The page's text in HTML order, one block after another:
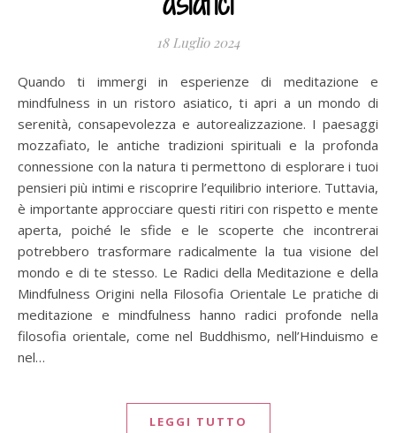
18 Luglio 2024
Quando ti immergi in esperienze di meditazione e
mindfulness in un ristoro asiatico, ti apri a un mondo di
serenità, consapevolezza e autorealizzazione. I paesaggi
mozzafiato, le antiche tradizioni spirituali e la profonda
connessione con la natura ti permettono di esplorare i tuoi
pensieri più intimi e riscoprire l’equilibrio interiore. Tuttavia,
è importante approcciare questi ritiri con rispetto e mente
aperta, poiché le sfide e le scoperte che incontrerai
potrebbero trasformare radicalmente la tua visione del
mondo e di te stesso. Le Radici della Meditazione e della
Mindfulness Origini nella Filosofia Orientale Le pratiche di
meditazione e mindfulness hanno radici profonde nella
filosofia orientale, come nel Buddhismo, nell’Hinduismo e
nel…
LEGGI TUTTO